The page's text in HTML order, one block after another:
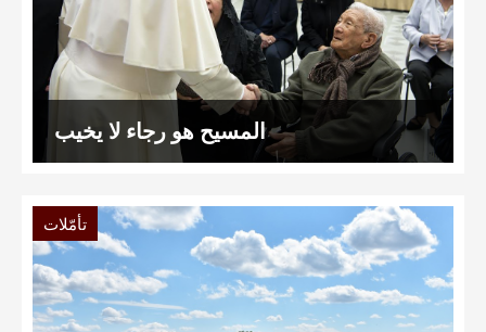
المسيح هو رجاء لا يخيب
تأمّلات